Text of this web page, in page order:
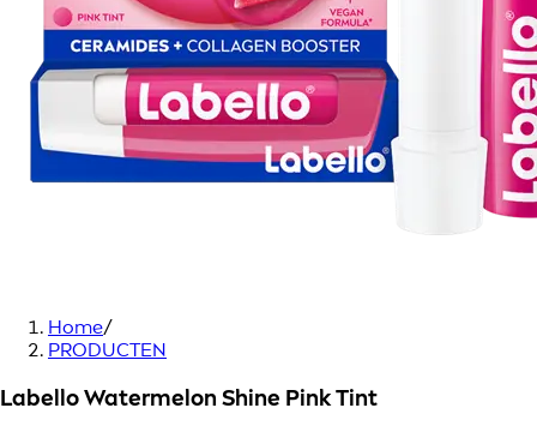
Home/
PRODUCTEN
Labello Watermelon Shine Pink Tint